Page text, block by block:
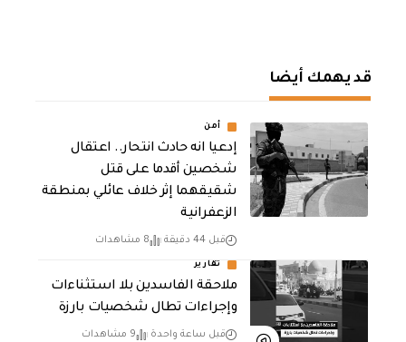
قد يهمك أيضا
أمن
إدعيا انه حادث انتحار.. اعتقال
شخصين أقدما على قتل
شقيقهما إثر خلاف عائلي بمنطقة
الزعفرانية
قبل 44 دقيقة 8 مشاهدات
تقارير
ملاحقة الفاسدين بلا استثناءات
وإجراءات تطال شخصيات بارزة
قبل ساعة واحدة 9 مشاهدات